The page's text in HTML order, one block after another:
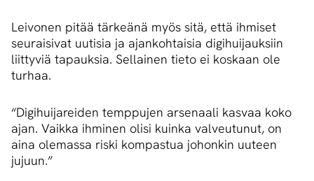
Leivonen pitää tärkeänä myös sitä, että ihmiset
seuraisivat uutisia ja ajankohtaisia digihuijauksiin
liittyviä tapauksia. Sellainen tieto ei koskaan ole
turhaa.
“Digihuijareiden temppujen arsenaali kasvaa koko
ajan. Vaikka ihminen olisi kuinka valveutunut, on
aina olemassa riski kompastua johonkin uuteen
jujuun.”